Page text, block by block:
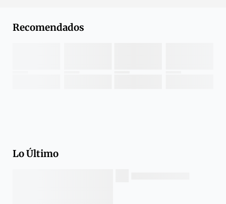
Recomendados
Lo Último